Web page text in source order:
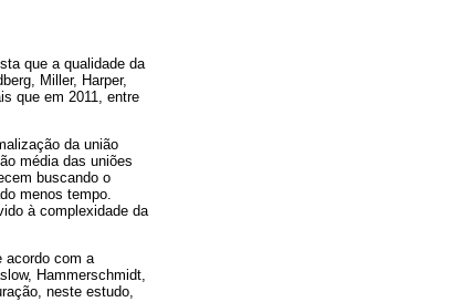
que a qualidade da
Miller, Harper,
que em 2011, entre
da união
média das uniões
buscando o
menos tempo.
à complexidade da
acordo com a
Hammerschmidt,
neste estudo,